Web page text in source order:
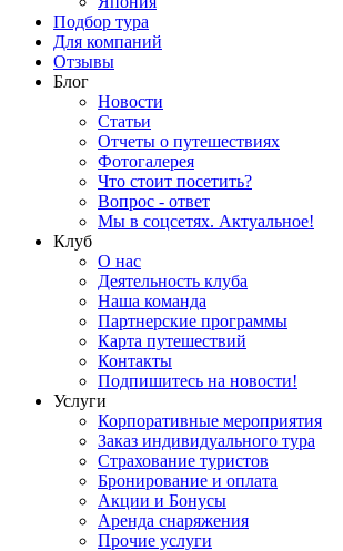
Подбор тура
Для компаний
Отзывы
Блог
Новости
Статьи
Отчеты о путешествиях
Фотогалерея
Что стоит посетить?
Вопрос - ответ
Мы в соцсетях. Актуальное!
Клуб
О нас
Деятельность клуба
Наша команда
Партнерские программы
Карта путешествий
Контакты
Подпишитесь на новости!
Услуги
Корпоративные мероприятия
Заказ индивидуального тура
Страхование туристов
Бронирование и оплата
Акции и Бонусы
Аренда снаряжения
Прочие услуги